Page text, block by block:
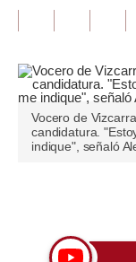
Opinión
Editorial
Pregunta de hoy
Blogs
Viajes
Vocero de
candidatura.
indique", señaló